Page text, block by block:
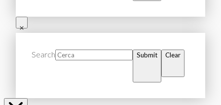
Search Submit Clear